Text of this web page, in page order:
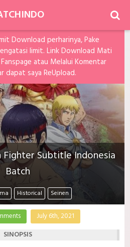
Download perharinya, Pake
limit. Link Download Mati
atau Melalui Komentar
dapat saya ReUpload.
Fighter Subtitle Indonesia
Batch
Historical Seinen
July 6th, 2021
SINOPSIS